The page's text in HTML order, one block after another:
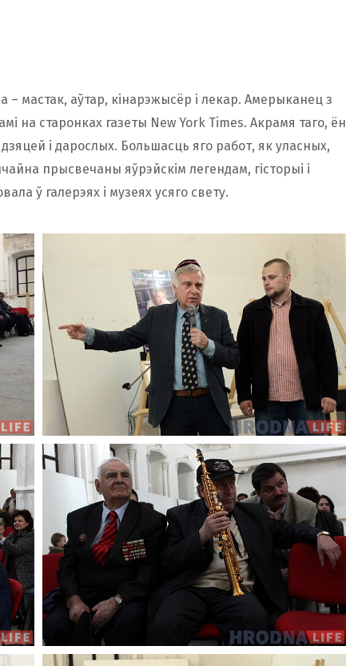
– мастак, аўтар, кінарэжысёр і лекар. Амерыканец з
на старонках газеты New York Times. Акрамя таго, ён
і дарослых. Большасць яго работ, як уласных,
прысвечаны яўрэйскім легендам, гісторыі і
ў галерэях і музеях усяго свету.